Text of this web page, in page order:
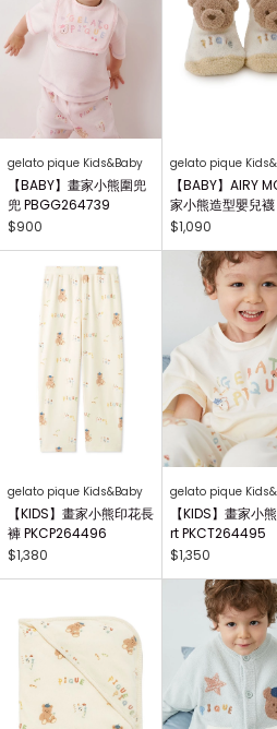
gelato pique Kids&Baby
【BABY】畫家小熊圍兜
兜 PBGG264739
$900
gelato pique
【BABY】AIRY
家小熊造型嬰兒
264415
$1,090
gelato pique Kids&Baby
【KIDS】畫家小熊印花長
褲 PKCP264496
$1,380
gelato pique
【KIDS】畫家小
rt PKCT264495
$1,350